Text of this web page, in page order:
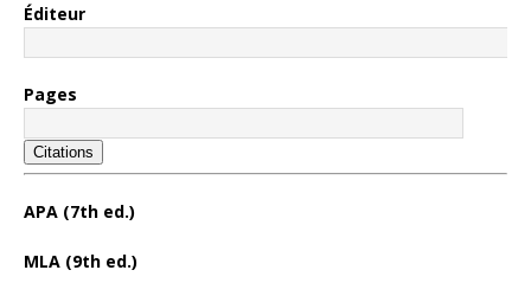
Éditeur
Pages
Citations
APA (7th ed.)
MLA (9th ed.)